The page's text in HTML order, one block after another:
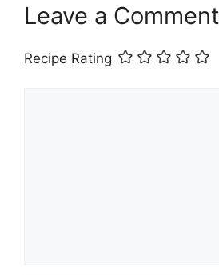
Leave a Comment
Recipe Rating